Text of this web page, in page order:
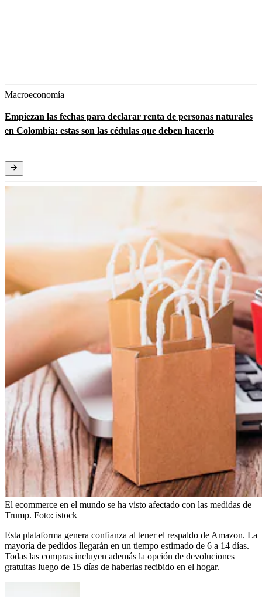
Macroeconomía
Empiezan las fechas para declarar renta de personas naturales
en Colombia: estas son las cédulas que deben hacerlo
El ecommerce en el mundo se ha visto afectado con las medidas de
Trump. Foto: istock
Esta plataforma genera confianza al tener el respaldo de Amazon. La
mayoría de pedidos llegarán en un tiempo estimado de 6 a 14 días.
Todas las compras incluyen además la opción de devoluciones
gratuitas luego de 15 días de haberlas recibido en el hogar.